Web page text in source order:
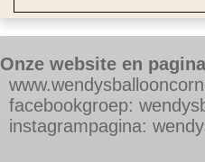
Onze website en
w
facebookgroep:
instagrampagina: